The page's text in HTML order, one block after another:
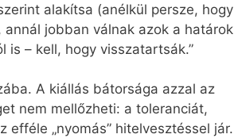
alakítsa (anélkül persze, hogy
jobban válnak azok a határok
is – kell, hogy visszatartsák.”
A kiállás bátorsága azzal az
nem mellőzheti: a toleranciát,
„nyomás” hitelvesztéssel jár.